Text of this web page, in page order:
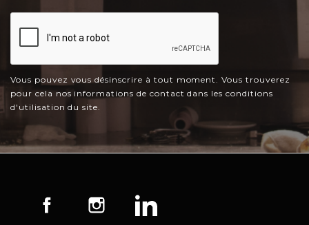
Vous pouvez vous désinscrire à tout moment. Vous trouverez
pour cela nos informations de contact dans les conditions
d'utilisation du site.
Facebook Instagram